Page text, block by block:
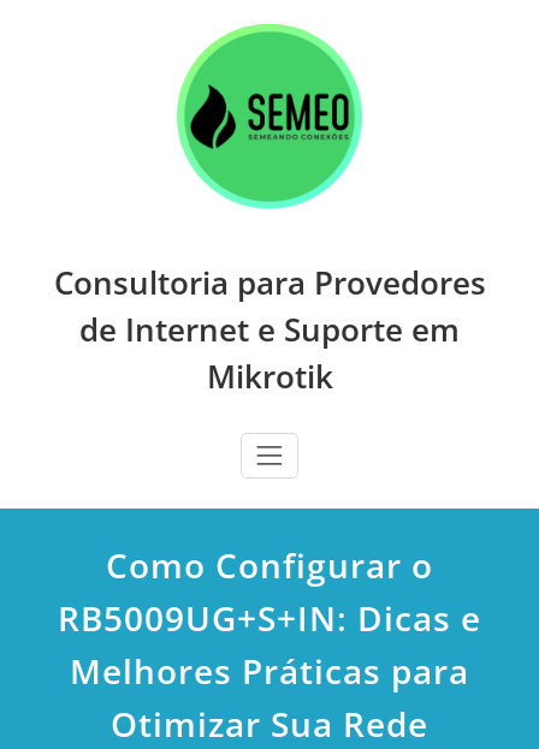
Consultoria para Provedores
de Internet e Suporte em
Mikrotik
Como Configurar o
RB5009UG+S+IN: Dicas e
Melhores Práticas para
Otimizar Sua Rede